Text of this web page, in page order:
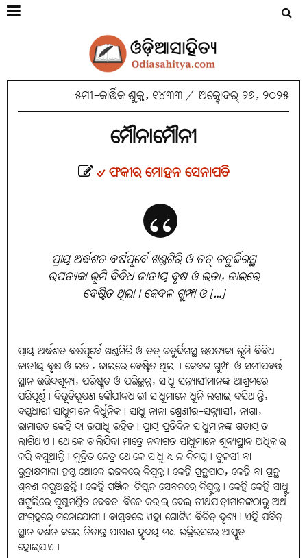
୫ମୀ-କାର୍ତ୍ତିକ ଶୁକ୍ଳ, ୧୪୩୩/ଅକ୍ଟୋବର୍ ୨୭, ୨୦୨୫
ମୌନାମୌନୀ
୰ ଫକୀର ମୋହନ ସେନାପତି
ପ୍ରାୟ ଅର୍ଦ୍ଧଶତ ବର୍ଷପୂର୍ବେ ଖଣ୍ଡଗିରି ଓ ତତ୍‌ ଚତୁର୍ଦ୍ଦିଗସ୍ଥ
ଉପତ୍ୟକା ଭୂମି ବିବିଧ ଜାତୀୟ ବୃକ୍ଷ ଓ ଲତା, ଜାଲରେ
ବେଷ୍ଟିତ ଥିଲା। କେବଳ ଗୁମ୍ଫା ଓ […]
ପ୍ରାୟ ଅର୍ଦ୍ଧଶତ ବର୍ଷପୂର୍ବେ ଖଣ୍ଡଗିରି ଓ ତତ୍‌ ଚତୁର୍ଦ୍ଦିଗସ୍ଥ ଉପତ୍ୟକା ଭୂମି ବିବିଧ
ଜାତୀୟ ବୃକ୍ଷ ଓ ଲତା, ଜାଲରେ ବେଷ୍ଟିତ ଥିଲା। କେବଳ ଗୁମ୍ଫା ଓ ସମୀପବର୍ତ୍ତ
ସ୍ଥାନ ଉଦ୍ଭିଦଶୂନ୍ୟ, ପରିଷ୍କୃତ ଓ ପରିଚ୍ଛନ୍ନ, ସାଧୁ ସନ୍ନ୍ୟାସୀମାନଙ୍କ ଆଶ୍ରମରେ
ପରିପୂର୍ଣ୍ଣ। ବିଭୂତିଭୂଷଣ କୌପୀନଧାରୀ ସାଧୁମାନେ ଧୁନି ଲଗାଇ ବସିଥାନ୍ତି,
ବସ୍ତ୍ରଧାରୀ ସାଧୁମାନେ ନିର୍ଧୁନିକ। ସାଧୁ ନାନା ଶ୍ରେଣୀର-ସନ୍ନ୍ୟାସୀ, ନାଗା,
ରାମାଉତ କେହି ବା ଉପାଧି ରହିତ। ପ୍ରାୟ ପ୍ରତିଦିନ ସାଧୁମାନଙ୍କ ଗତାୟାତ
ଲାଗିଥାଏ। ଥୋକେ ଚାଲିଯିବା ମାତ୍ରେ ନବାଗତ ସାଧୁମାନେ ଶୂନ୍ୟସ୍ଥାନ ଅଧିକାର
କରି ବସୁଥାନ୍ତି। ମୁଦ୍ରିତ ନେତ୍ର ଥୋକେ ସାଧୁ ଧ୍ୟାନ ନିମଗ୍ନ। ତୁଳସୀ ବା
ରୁଦ୍ରାକ୍ଷମାଳା ହସ୍ତ ଥୋକେ ଭଜନରେ ନିଯୁକ୍ତ। କେହି ଗ୍ରନ୍ଥପାଠ, କେହି ବା ଗ୍ରନ୍ଥ
ଶ୍ରବଣ କରୁଅଛନ୍ତି। କେହି ଗଞ୍ଜିକା ଟିପ୍ପନ ସେବନରେ ନିଯୁକ୍ତ। କେହି କେହି ସାଧୁ
ଖଟୁଲିରେ ପୁଷ୍କମଣ୍ଡିତ ଦେବତା ବିଜେ କରାଇ ଦେଇ ତୀର୍ଥଯାତ୍ରୀମାନଙ୍କଠାରୁ ଅର୍ଥ
ସଂଗ୍ରହରେ ମନୋଯୋଗୀ। ବାସ୍ତବରେ ଏହା ଗୋଟିଏ ବିଚିତ୍ର ଦୃଶ୍ୟ। ଏହି ପବିତ୍ର
ସ୍ଥାନ ଦର୍ଶନ କଲେ ନିତାନ୍ତ ପାଷାଣ ହୃଦୟ ମଧ୍ୟ ଭକ୍ତିରସରେ ଆପ୍ଲୁତ
ହୋଇଯାଏ।